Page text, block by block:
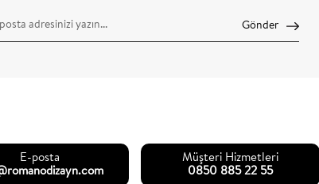
Gönder
E-posta
Müşteri Hizmetleri
0850 885 22 55